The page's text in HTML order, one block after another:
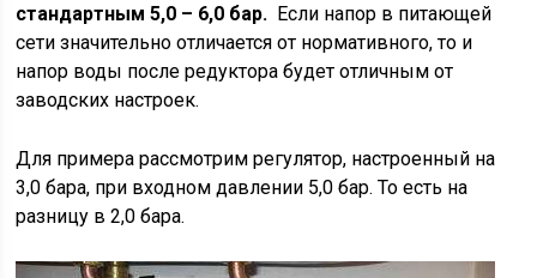
стандартным 5,0 – 6,0 бар. Если напор в питающей
сети значительно отличается от нормативного, то и
напор воды после редуктора будет отличным от
заводских настроек.
Для примера рассмотрим регулятор, настроенный на
3,0 бара, при входном давлении 5,0 бар. То есть на
разницу в 2,0 бара.